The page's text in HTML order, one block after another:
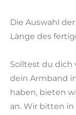
Die Auswahl
Länge des
Solltest du dich
dein Armband
haben, bieten
an. Wir bitten